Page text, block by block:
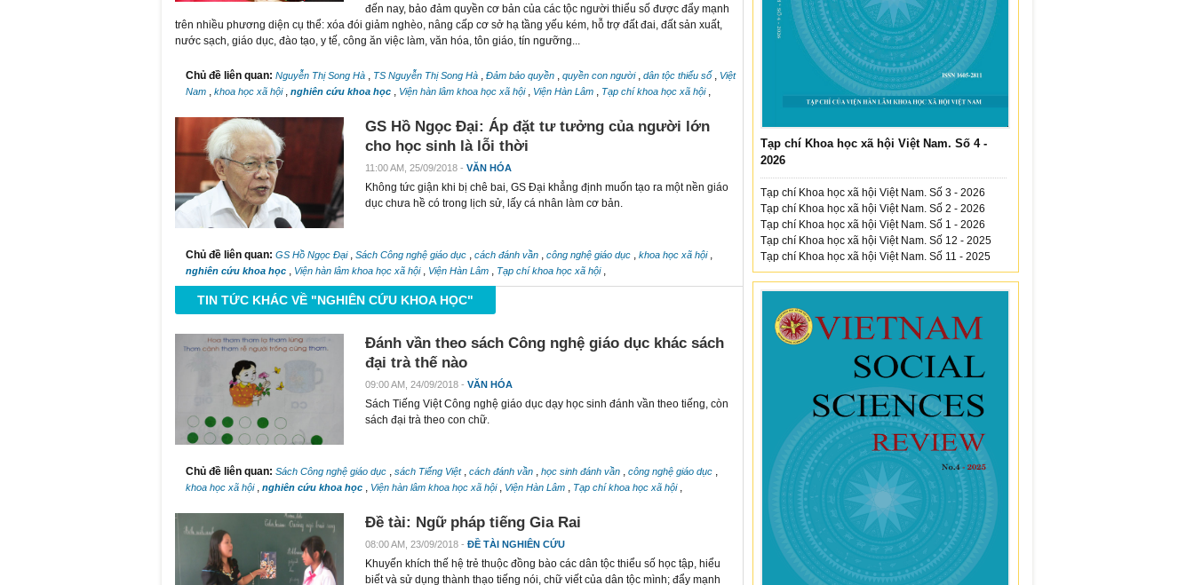
đến nay, bảo đảm quyền cơ bản của các tộc người thiểu số được đẩy mạnh
trên nhiều phương diện cụ thể: xóa đói giảm nghèo, nâng cấp cơ sở hạ tầng yếu kém, hỗ trợ đất đai, đất sản xuất,
nước sạch, giáo dục, đào tạo, y tế, công ăn việc làm, văn hóa, tôn giáo, tín ngưỡng...
Chủ đề liên quan: Nguyễn Thị Song Hà , TS Nguyễn Thị Song Hà , Đảm bảo quyền , quyền con người , dân tộc thiểu số , Việt
Nam , khoa học xã hội , nghiên cứu khoa học , Viện hàn lâm khoa học xã hội , Viện Hàn Lâm , Tạp chí khoa học xã hội ,
GS Hồ Ngọc Đại: Áp đặt tư tưởng của người lớn
cho học sinh là lỗi thời
11:00 AM, 25/09/2018 - VĂN HÓA
Không tức giận khi bị chê bai, GS Đại khẳng định muốn tạo ra một nền giáo
dục chưa hề có trong lịch sử, lấy cá nhân làm cơ bản.
Chủ đề liên quan: GS Hồ Ngọc Đại , Sách Công nghệ giáo dục , cách đánh vần , công nghệ giáo dục , khoa học xã hội ,
nghiên cứu khoa học , Viện hàn lâm khoa học xã hội , Viện Hàn Lâm , Tạp chí khoa học xã hội ,
TIN TỨC KHÁC VỀ "NGHIÊN CỨU KHOA HỌC"
Đánh vần theo sách Công nghệ giáo dục khác sách
đại trà thế nào
09:00 AM, 24/09/2018 - VĂN HÓA
Sách Tiếng Việt Công nghệ giáo dục dạy học sinh đánh vần theo tiếng, còn
sách đại trà theo con chữ.
Chủ đề liên quan: Sách Công nghệ giáo dục , sách Tiếng Việt , cách đánh vần , học sinh đánh vần , công nghệ giáo dục ,
khoa học xã hội , nghiên cứu khoa học , Viện hàn lâm khoa học xã hội , Viện Hàn Lâm , Tạp chí khoa học xã hội ,
Đề tài: Ngữ pháp tiếng Gia Rai
08:00 AM, 23/09/2018 - ĐỀ TÀI NGHIÊN CỨU
Khuyến khích thế hệ trẻ thuộc đồng bào các dân tộc thiểu số học tập, hiểu
biết và sử dụng thành thạo tiếng nói, chữ viết của dân tộc mình; đẩy mạnh
Tạp chí Khoa học xã hội Việt Nam. Số 4 -
2026
Tạp chí Khoa học xã hội Việt Nam. Số 3 - 2026
Tạp chí Khoa học xã hội Việt Nam. Số 2 - 2026
Tạp chí Khoa học xã hội Việt Nam. Số 1 - 2026
Tạp chí Khoa học xã hội Việt Nam. Số 12 - 2025
Tạp chí Khoa học xã hội Việt Nam. Số 11 - 2025